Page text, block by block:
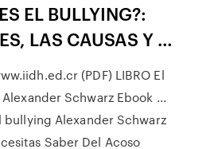
EL BULLYING?:
LAS CAUSAS Y …
(PDF) LIBRO El
Schwarz Ebook ...
bullying Alexander Schwarz
Saber Del Acoso